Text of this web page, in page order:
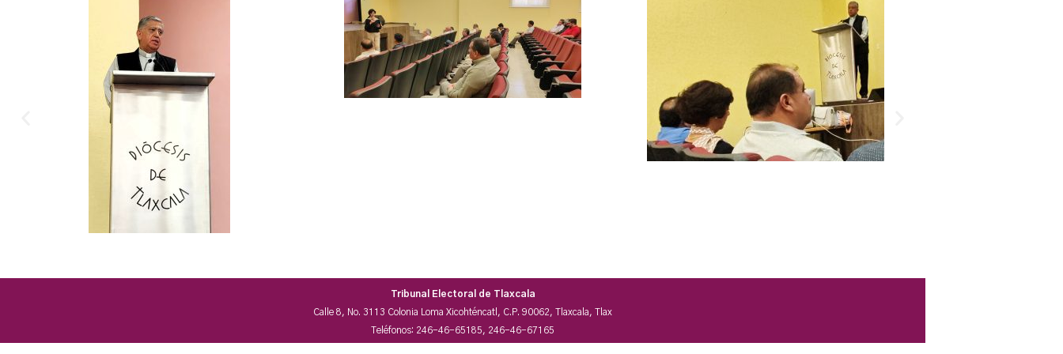
Tribunal Electoral de Tlaxcala
Calle 8, No. 3113 Colonia Loma Xicohténcatl, C.P. 90062, Tlaxcala, Tlax
Teléfonos: 246-46-65185, 246-46-67165